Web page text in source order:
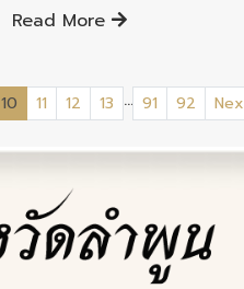
Read More
10 (current)
11 12 13 ... 91 92